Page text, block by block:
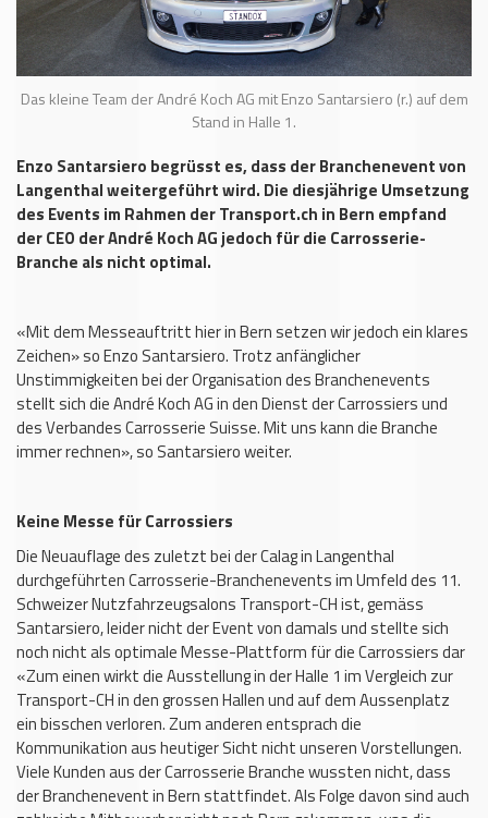
Das kleine Team der André Koch AG mit Enzo Santarsiero (r.) auf dem
Stand in Halle 1.
Enzo Santarsiero begrüsst es, dass der Branchenevent von
Langenthal weitergeführt wird. Die diesjährige Umsetzung
des Events im Rahmen der Transport.ch in Bern empfand
der CEO der André Koch AG jedoch für die Carrosserie-
Branche als nicht optimal.
«Mit dem Messeauftritt hier in Bern setzen wir jedoch ein klares
Zeichen» so Enzo Santarsiero. Trotz anfänglicher
Unstimmigkeiten bei der Organisation des Branchenevents
stellt sich die André Koch AG in den Dienst der Carrossiers und
des Verbandes Carrosserie Suisse. Mit uns kann die Branche
immer rechnen», so Santarsiero weiter.
Keine Messe für Carrossiers
Die Neuauflage des zuletzt bei der Calag in Langenthal
durchgeführten Carrosserie-Branchenevents im Umfeld des 11.
Schweizer Nutzfahrzeugsalons Transport-CH ist, gemäss
Santarsiero, leider nicht der Event von damals und stellte sich
noch nicht als optimale Messe-Plattform für die Carrossiers dar
«Zum einen wirkt die Ausstellung in der Halle 1 im Vergleich zur
Transport-CH in den grossen Hallen und auf dem Aussenplatz
ein bisschen verloren. Zum anderen entsprach die
Kommunikation aus heutiger Sicht nicht unseren Vorstellungen.
Viele Kunden aus der Carrosserie Branche wussten nicht, dass
der Branchenevent in Bern stattfindet. Als Folge davon sind auch